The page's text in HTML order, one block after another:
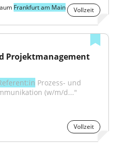
Frankfurt am Main Vollzeit
Projektmanagement
Prozess- und
(w/m/d..."
Vollzeit